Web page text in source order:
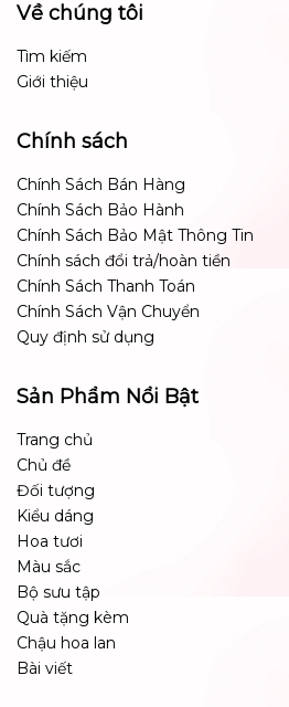
Về chúng tôi
Tìm kiếm
Giới thiệu
Chính sách
Chính Sách Bán Hàng
Chính Sách Bảo Hành
Chính Sách Bảo Mật Thông Tin
Chính sách đổi trả/hoàn tiền
Chính Sách Thanh Toán
Chính Sách Vận Chuyển
Quy định sử dụng
Sản Phẩm Nổi Bật
Trang chủ
Chủ đề
Đối tượng
Kiểu dáng
Hoa tươi
Màu sắc
Bộ sưu tập
Quà tặng kèm
Chậu hoa lan
Bài viết